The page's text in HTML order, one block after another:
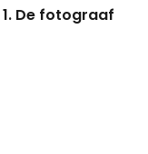
De fotograaf